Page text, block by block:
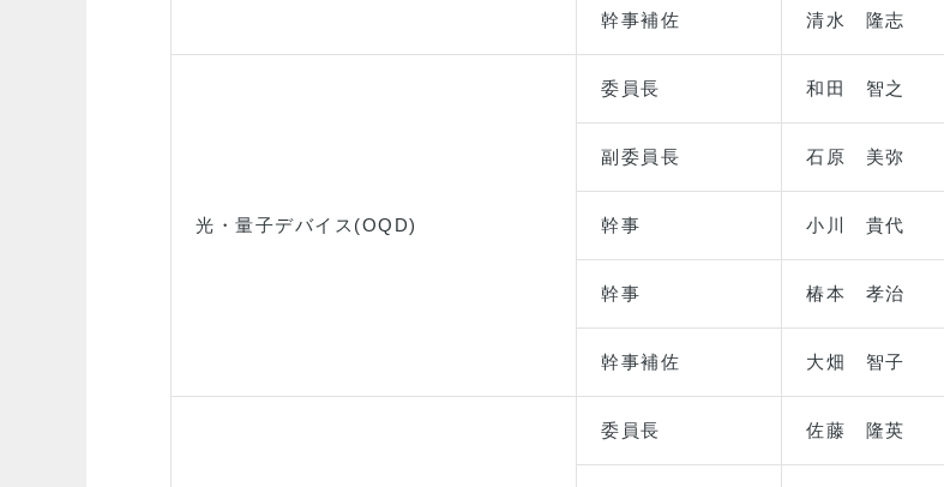
幹事補佐 清水 隆志
光・量子デバイス(OQD)
委員長 和田 智之
副委員長 石原 美弥
幹事 小川 貴代
幹事 椿本 孝治
幹事補佐 大畑 智子
委員長 佐藤 隆英